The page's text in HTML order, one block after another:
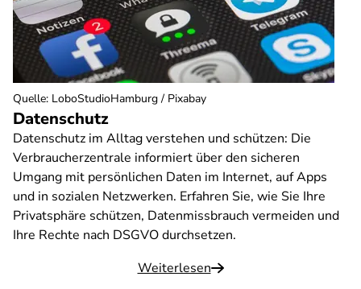
Datenschutz
Datenschutz im Alltag verstehen und schützen: Die
Verbraucherzentrale informiert über den sicheren
Umgang mit persönlichen Daten im Internet, auf Apps
und in sozialen Netzwerken. Erfahren Sie, wie Sie Ihre
Privatsphäre schützen, Datenmissbrauch vermeiden und
Ihre Rechte nach DSGVO durchsetzen.
Weiterlesen
Quelle: LoboStudioHamburg / Pixabay